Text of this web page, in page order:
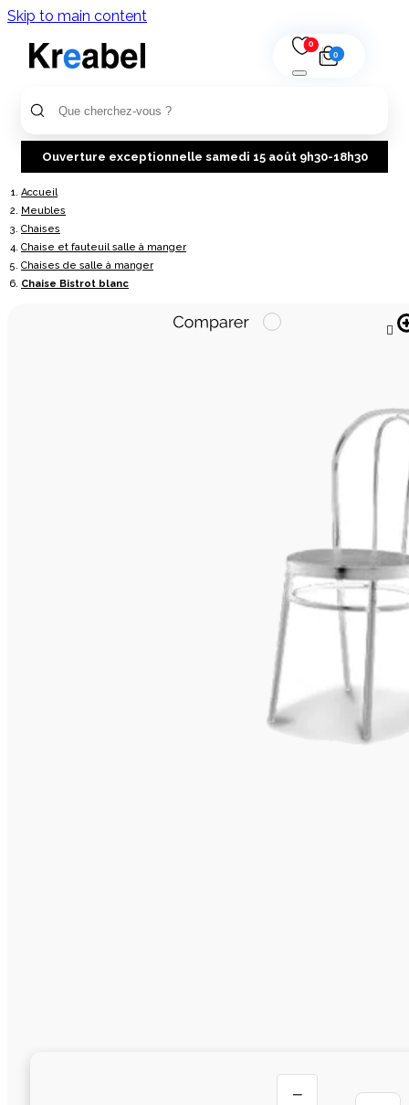
Skip to main content
0
0
Ouverture exceptionnelle samedi 15 août 9h30-18h30
Accueil
Meubles
Chaises
Chaise et fauteuil salle à manger
Chaises de salle à manger
Chaise Bistrot blanc

−